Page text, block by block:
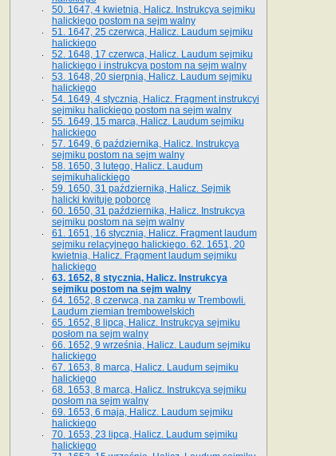
50. 1647, 4 kwietnia, Halicz. Instrukcya sejmiku
halickiego postom na sejm walny
51. 1647, 25 czerwca, Halicz. Laudum sejmiku
halickiego
52. 1648, 17 czerwca, Halicz. Laudum sejmiku
halickiego i instrukcya postom na sejm walny
53. 1648, 20 sierpnia, Halicz. Laudum sejmiku
halickiego
54. 1649, 4 stycznia, Halicz. Fragment instrukcyi
sejmiku halickiego postom na sejm walny
55. 1649, 15 marca, Halicz. Laudum sejmiku
halickiego
57. 1649, 6 października, Halicz. Instrukcya
sejmiku postom na sejm walny
58. 1650, 3 lutego, Halicz. Laudum
sejmikuhalickiego
59. 1650, 31 października, Halicz. Sejmik
halicki kwituje poborcę
60. 1650, 31 października, Halicz. Instrukcya
sejmiku postom na sejm walny
61. 1651, 16 stycznia, Halicz. Fragment laudum
sejmiku relacyjnego halickiego. 62. 1651, 20
kwietnia, Halicz. Fragment laudum sejmiku
halickiego
63. 1652, 8 stycznia, Halicz. Instrukcya
sejmiku postom na sejm walny
64. 1652, 8 czerwca, na zamku w Trembowli.
Laudum ziemian trembowelskich
65. 1652, 8 lipca, Halicz. Instrukcya sejmiku
posłom na sejm walny
66. 1652, 9 września, Halicz. Laudum sejmiku
halickiego
67. 1653, 8 marca, Halicz. Laudum sejmiku
halickiego
68. 1653, 8 marca, Halicz. Instrukcya sejmiku
posłom na sejm walny
69. 1653, 6 maja, Halicz. Laudum sejmiku
halickiego
70. 1653, 23 lipca, Halicz. Laudum sejmiku
halickiego